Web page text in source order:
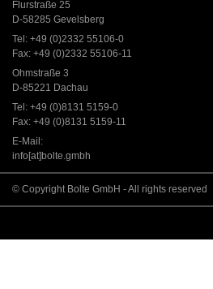
Flurstraße 25
D-58285 Gevelsberg
Tel: +49 (0)2332 55106-0
Fax: +49 (0)2332 55106-11
Ohmstraße 3
D-85221 Dachau
Tel: +49 (0)8131 5159-0
Fax: +49 (0)8131 5159-11
E-Mail:
info[at]bolte.gmbh
© Copyright Bolte GmbH - All rights reserved